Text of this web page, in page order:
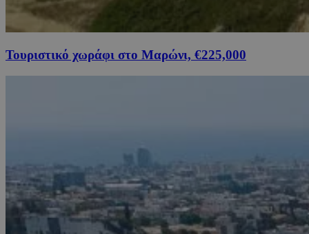
Τουριστικό χωράφι στο Μαρώνι, €225,000